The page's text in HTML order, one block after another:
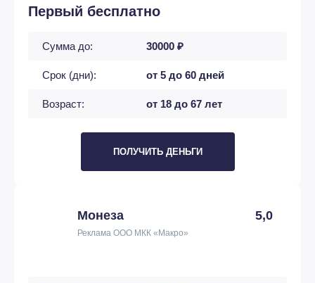
Первый бесплатно
Сумма до: 30000 ₽
Срок (дни): от 5 до 60 дней
Возраст: от 18 до 67 лет
ПОЛУЧИТЬ ДЕНЬГИ
Монеза 5,0
Реклама ООО МКК «Макро»